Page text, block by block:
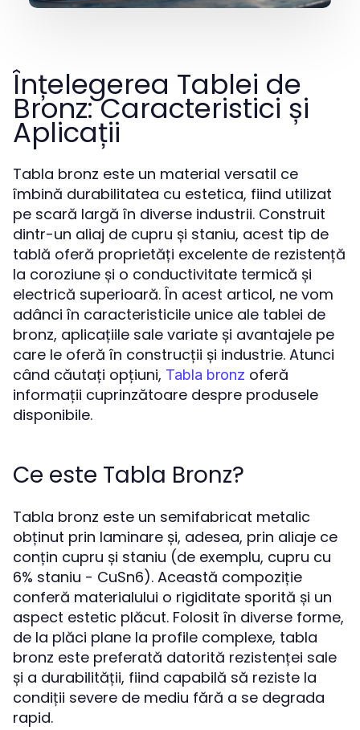
Înțelegerea Tablei de
Bronz: Caracteristici și
Aplicații
Tabla bronz este un material versatil ce
îmbină durabilitatea cu estetica, fiind utilizat
pe scară largă în diverse industrii. Construit
dintr-un aliaj de cupru și staniu, acest tip de
tablă oferă proprietăți excelente de rezistență
la coroziune și o conductivitate termică și
electrică superioară. În acest articol, ne vom
adânci în caracteristicile unice ale tablei de
bronz, aplicațiile sale variate și avantajele pe
care le oferă în construcții și industrie. Atunci
când căutați opțiuni, Tabla bronz oferă
informații cuprinzătoare despre produsele
disponibile.
Ce este Tabla Bronz?
Tabla bronz este un semifabricat metalic
obținut prin laminare și, adesea, prin aliaje ce
conțin cupru și staniu (de exemplu, cupru cu
6% staniu - CuSn6). Această compoziție
conferă materialului o rigiditate sporită și un
aspect estetic plăcut. Folosit în diverse forme,
de la plăci plane la profile complexe, tabla
bronz este preferată datorită rezistenței sale
și a durabilității, fiind capabilă să reziste la
condiții severe de mediu fără a se degrada
rapid.